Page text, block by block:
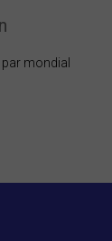
mondial